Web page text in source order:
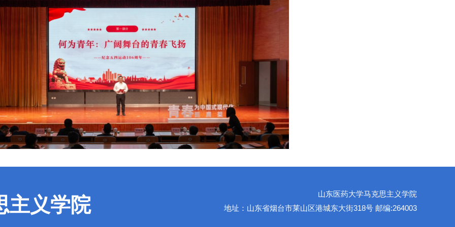
主义学院
山东医药大学马克思主义学院
地址：山东省烟台市莱山区港城东大街318号 邮编:264003